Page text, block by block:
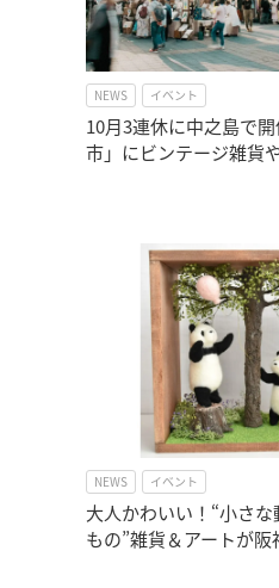
NEWS イベント
10月3連休に中之島で
市」にビンテージ雑貨
NEWS イベント
大人かわいい！“小さ
もの”雑貨＆アートが